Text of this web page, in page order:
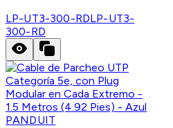
LP-UT3-300-RDLP-UT3-
300-RD
PANDUIT